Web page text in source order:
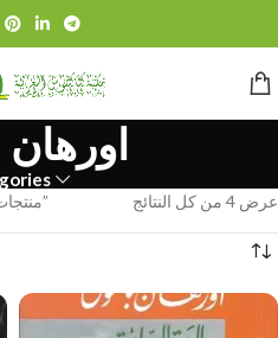
منتجات تحت الوسم “اورهان باموق” عرض ⁦4⁩ من كل النتائج